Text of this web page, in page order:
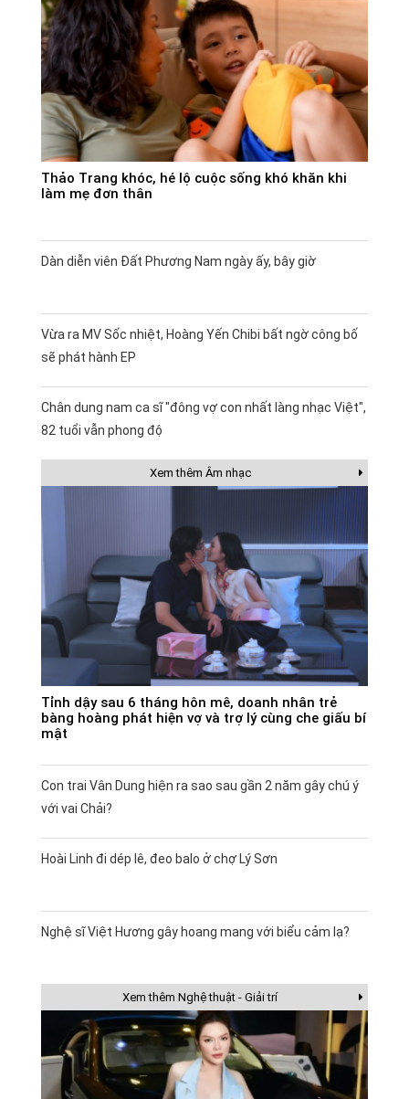
Thảo Trang khóc, hé lộ cuộc sống khó khăn khi
làm mẹ đơn thân
Dàn diễn viên Đất Phương Nam ngày ấy, bây giờ
Vừa ra MV Sốc nhiệt, Hoàng Yến Chibi bất ngờ công bố
sẽ phát hành EP
Chân dung nam ca sĩ "đông vợ con nhất làng nhạc Việt",
82 tuổi vẫn phong độ
Xem thêm Âm nhạc
Tỉnh dậy sau 6 tháng hôn mê, doanh nhân trẻ
bàng hoàng phát hiện vợ và trợ lý cùng che giấu bí
mật
Con trai Vân Dung hiện ra sao sau gần 2 năm gây chú ý
với vai Chải?
Hoài Linh đi dép lê, đeo balo ở chợ Lý Sơn
Nghệ sĩ Việt Hương gây hoang mang với biểu cảm lạ?
Xem thêm Nghệ thuật - Giải trí